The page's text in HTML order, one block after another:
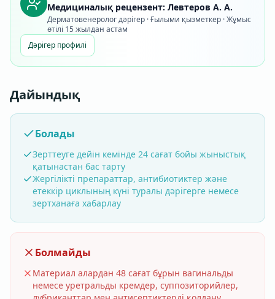
Медициналық рецензент: Левтеров А. А.
Дерматовенеролог дәрігер · Ғылыми қызметкер · Жұмыс
өтілі 15 жылдан астам
Дәрігер профилі
Дайындық
Болады
Зерттеуге дейін кемінде 24 сағат бойы жыныстық
қатынастан бас тарту
Жергілікті препараттар, антибиотиктер және
етеккір циклының күні туралы дәрігерге немесе
зертханаға хабарлау
Болмайды
Материал алардан 48 сағат бұрын вагинальды
немесе уретральды кремдер, суппозиторийлер,